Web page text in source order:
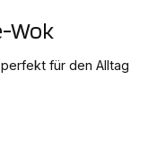
Wok
für den Alltag